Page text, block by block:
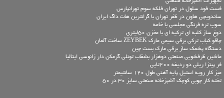
فست فود سلول در تهران فلکه سوم تهرانپارس
ساندویچی هاون در ظفر تهران با گرانترین هات داگ ایران
سوپ تره فرنگی مجلسی با خامه
دوغ ساز کلبه ای ترکیه ای با مخزن 50لیتری
چاقو کباب ترکی برقی سیمی مارک ZEYBEK ساخت آلمان
دستگاه پشمک ساز برقی مارک بست چین
ماشین ظرفشویی صنعتی دوهزار بشقاب تونلی گرمکن دار زانوسی ایتالیا
فر پیتزا ریلی دو ردیفه 200تایی
میز کار رویه استیل پایه آهنی طول 120 سانتیمتر
تخته کار چوبی کوچک آشپزخانه صنعتی سایز 30 در 50